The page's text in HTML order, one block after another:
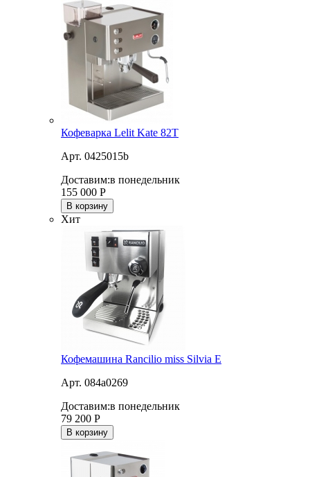
Кофеварка Lelit Kate 82T
Арт. 0425015b
Доставим:в понедельник
155 000 Р
В корзину
Хит
Кофемашина Rancilio miss Silvia E
Арт. 084a0269
Доставим:в понедельник
79 200 Р
В корзину